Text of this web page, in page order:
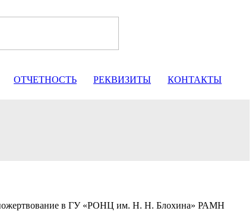
ОТЧЕТНОСТЬ РЕКВИЗИТЫ КОНТАКТЫ
пожертвование в ГУ «РОНЦ им. Н. Н. Блохина» РАМН